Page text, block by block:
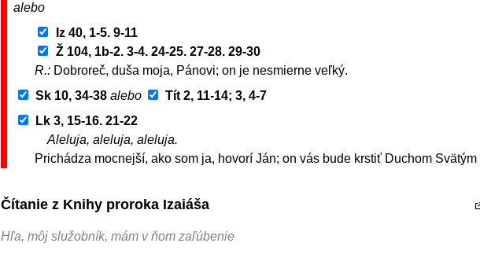
alebo
Iz 40, 1-5. 9-11
Ž 104, 1b-2. 3-4. 24-25. 27-28. 29-30
R.: Dobroreč, duša moja, Pánovi; on je nesmierne veľký.
Sk 10, 34-38 alebo
Tít 2, 11-14; 3, 4-7
Lk 3, 15-16. 21-22
Aleluja, aleluja, aleluja.
Prichádza mocnejší, ako som ja, hovorí Ján; on vás bude krstiť Duchom Svätým
Čítanie z Knihy proroka Izaiáša
Hľa, môj služobník, mám v ňom zaľúbenie